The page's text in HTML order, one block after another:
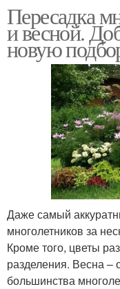
Пересадка
и весной.
новую
Даже самый
многолетников за
Кроме того, цветы
разделения. Весна –
большинства